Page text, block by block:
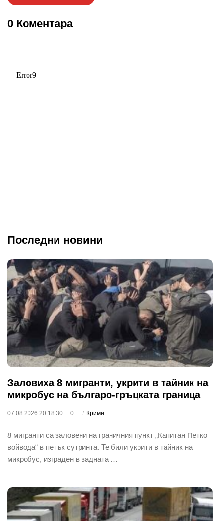
0 Коментара
Последни новини
Заловиха 8 мигранти, укрити в тайник на
микробус на българо-гръцката граница
07.08.2026 20:18:30 0 Крими
8 мигранти са заловени на граничния пункт „Капитан Петко
войвода“ в петък сутринта. Те били укрити в тайник на
микробус, изграден в задната …